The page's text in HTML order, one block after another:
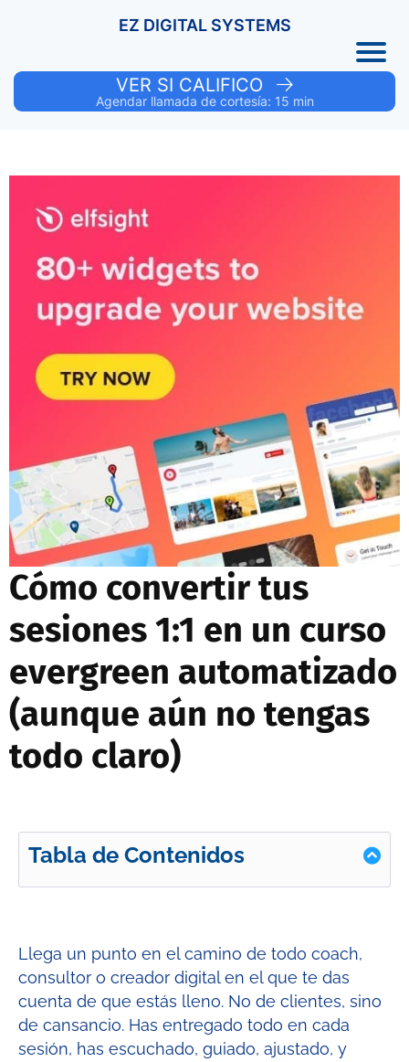
EZ DIGITAL SYSTEMS
VER SI CALIFICO
Agendar llamada de cortesía: 15 min
Cómo convertir tus
sesiones 1:1 en un curso
evergreen automatizado
(aunque aún no tengas
todo claro)
Tabla de Contenidos
Llega un punto en el camino de todo coach,
consultor o creador digital en el que te das
cuenta de que estás lleno. No de clientes, sino
de cansancio. Has entregado todo en cada
sesión, has escuchado, guiado, ajustado, y